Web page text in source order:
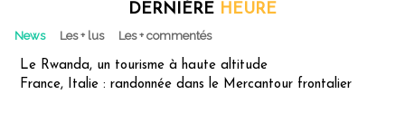
DERNIÈRE HEURE
News Les + lus Les + commentés
Le Rwanda, un tourisme à haute altitude
France, Italie : randonnée dans le Mercantour frontalier